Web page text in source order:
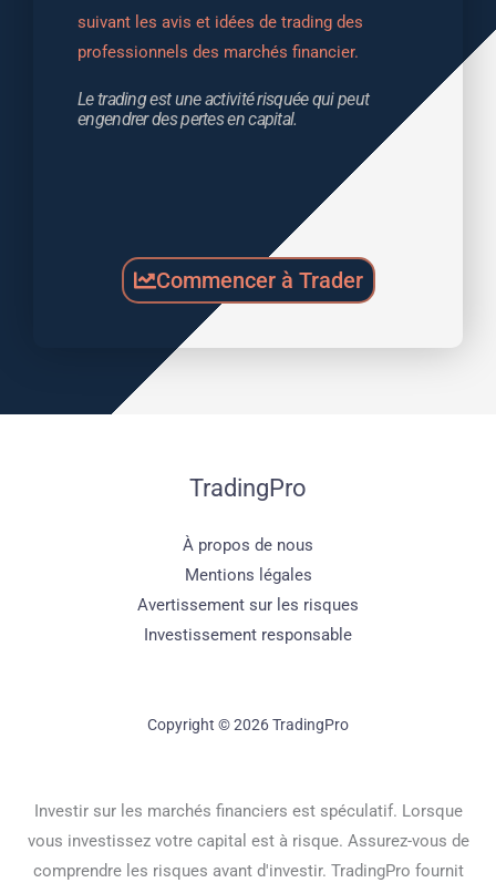
suivant les avis et idées de trading des
professionnels des marchés financier.
Le trading est une activité risquée qui peut
engendrer des pertes en capital.
Commencer à Trader
TradingPro
À propos de nous
Mentions légales
Avertissement sur les risques
Investissement responsable
Copyright © 2026 TradingPro
Investir sur les marchés financiers est spéculatif. Lorsque
vous investissez votre capital est à risque. Assurez-vous de
comprendre les risques avant d'investir. TradingPro fournit